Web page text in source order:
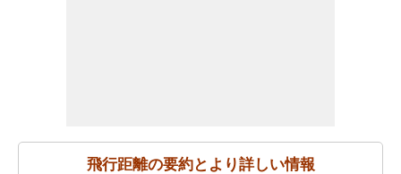
飛行距離の要約とより詳しい情報